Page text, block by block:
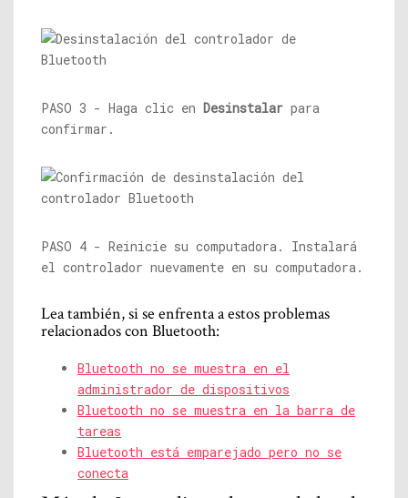
PASO 3 - Haga clic en Desinstalar para
confirmar.
PASO 4 - Reinicie su computadora. Instalará
el controlador nuevamente en su computadora.
Lea también, si se enfrenta a estos problemas
relacionados con Bluetooth:
Bluetooth no se muestra en el
administrador de dispositivos
Bluetooth no se muestra en la barra de
tareas
Bluetooth está emparejado pero no se
conecta